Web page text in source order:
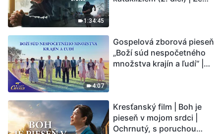
1:34:45
Ľudstvu sa začína
odpočítavať čas. Našli ste
spôsob, ako prežiť?
4:07
Gospelová zborová pieseň
„Boží súd nespočetného
množstva krajín a ľudí“ |
Kresťanský film | Boh je
pieseň v mojom srdci |
Ochrnutý, s poruchou